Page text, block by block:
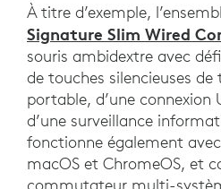
À titre d’exemple,
Signature Slim Wired
souris ambidextre avec
de touches silencieuses
portable, d’une connexion
d’une surveillance
fonctionne également avec
macOS et ChromeOS, et